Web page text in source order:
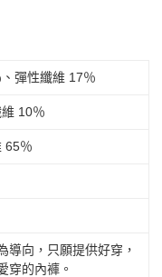
彈性纖維 17％
10％
65％
導向，只願提供好穿，
穿的內褲。